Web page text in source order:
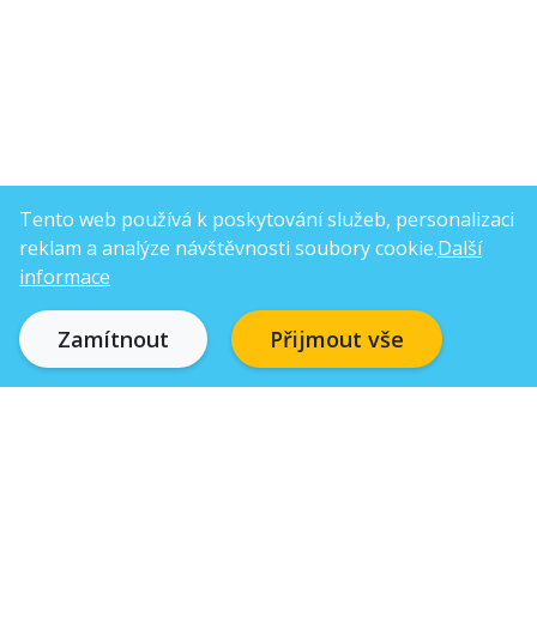
Tento web používá k poskytování služeb, personalizaci
reklam a analýze návštěvnosti soubory cookie.Další
informace
Zamítnout Přijmout vše